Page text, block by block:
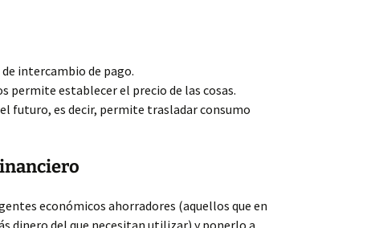
intercambio de pago.
permite establecer el precio de las cosas.
futuro, es decir, permite trasladar consumo
económicos ahorradores (aquellos que en
dinero del que necesitan utilizar) y ponerlo a